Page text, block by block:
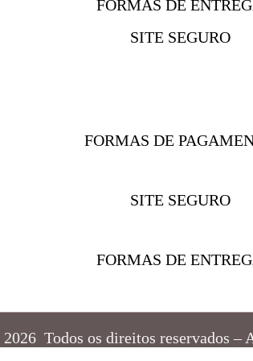
FORMAS DE
SITE SEGURO
FORMAS DE
SITE SEGURO
FORMAS DE
Todos os direitos reservados –